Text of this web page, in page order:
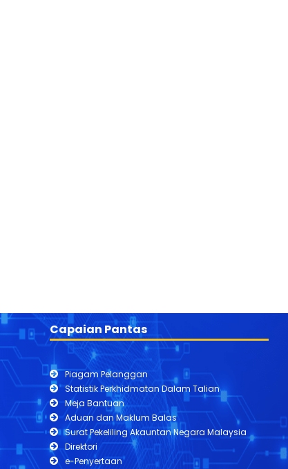
Capaian Pantas
Piagam Pelanggan
Statistik Perkhidmatan Dalam Talian
Meja Bantuan
Aduan dan Maklum Balas
Surat Pekeliling Akauntan Negara Malaysia
Direktori
e-Penyertaan